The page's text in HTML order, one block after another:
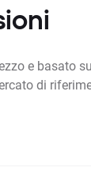
e basato
di